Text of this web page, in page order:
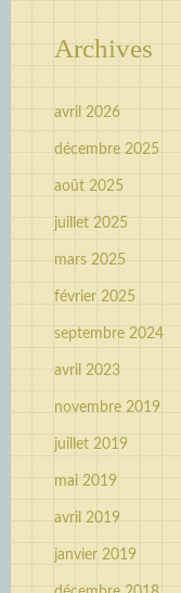
Archives
avril 2026
décembre 2025
août 2025
juillet 2025
mars 2025
février 2025
septembre 2024
avril 2023
novembre 2019
juillet 2019
mai 2019
avril 2019
janvier 2019